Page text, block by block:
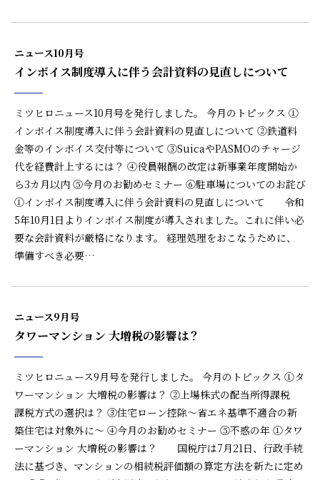
ニュース10月号
インボイス制度導入に伴う会計資料の見直しについて
ミツヒロニュース10月号を発行しました。 今月のトピックス ①
インボイス制度導入に伴う会計資料の見直しについて ②鉄道料
金等のインボイス交付等について ③SuicaやPASMOのチャージ
代を経費計上するには？ ④役員報酬の改定は新事業年度開始か
ら3カ月以内 ⑤今月のお勧めセミナー ⑥駐車場についてのお詫び
①インボイス制度導入に伴う会計資料の見直しについて 令和
5年10月1日よりインボイス制度が導入されました。これに伴い必
要な会計資料が厳格になります。 経理処理をおこなうために、
準備すべき必要…
ニュース9月号
タワーマンション 大増税の影響は？
ミツヒロニュース9月号を発行しました。 今月のトピックス ①タ
ワーマンション 大増税の影響は？ ②上場株式の配当所得課税
課税方式の選択は？ ③住宅ローン控除～省エネ基準不適合の新
築住宅は対象外に～ ④今月のお勧めセミナー ⑤不惑の年 ①タワ
ーマンション 大増税の影響は？ 国税庁は7月21日、行政手続
法に基づき、マンションの相続税評価額の算定方法を新たに定め